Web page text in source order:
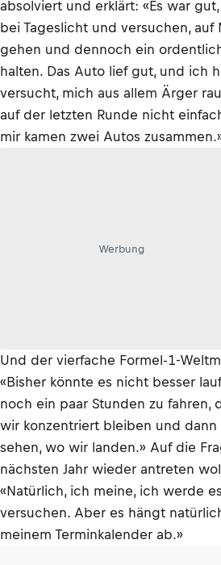
absolviert und erklärt: «Es war
bei Tageslicht und versuchen, auf
gehen und dennoch ein
halten. Das Auto lief gut, und ich
versucht, mich aus allem Ärger
auf der letzten Runde nicht
mir kamen zwei Autos
Werbung
Und der vierfache Formel-1-
«Bisher könnte es nicht besser
noch ein paar Stunden zu fahren,
wir konzentriert bleiben und
sehen, wo wir landen.» Auf die
nächsten Jahr wieder antreten
«Natürlich, ich meine, ich werde
versuchen. Aber es hängt
meinem Terminkalender ab.»